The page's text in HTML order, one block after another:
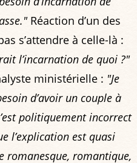
Réaction d’un des
s’attendre à celle-là :
l’incarnation de quoi ?"
ministérielle : "Je
d’avoir un couple à
politiquement incorrect
l’explication est quasi
romanesque, romantique,